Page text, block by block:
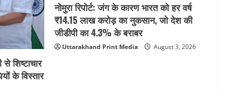
शिष्टाचार
के विस्तार
नोमुरा रिपोर्ट: जंग के कारण भारत को हर वर्ष
₹14.15 लाख करोड़ का नुकसान, जो देश की
जीडीपी का 4.3% के बराबर
Uttarakhand Print Media August 3, 2026